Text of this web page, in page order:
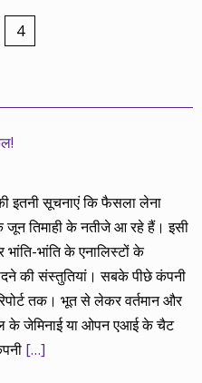
4
इतनी सूचनाएं कि फैसला लेना
तिमाही के नतीजे आ रहे हैं। इसी
भांति के एनालिस्टों के
की संस्तुतियां। सबके पीछे कंपनी
तक। भूत से लेकर वर्तमान और
के जेमिनाई या ओपन एआई के चैट
[…]